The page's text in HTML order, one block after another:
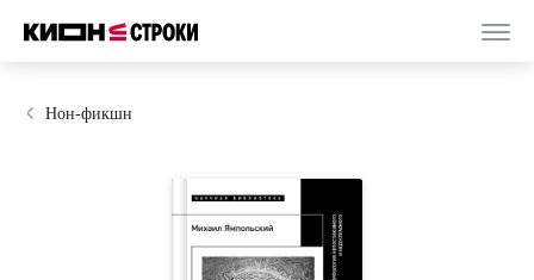
Нон-фикшн